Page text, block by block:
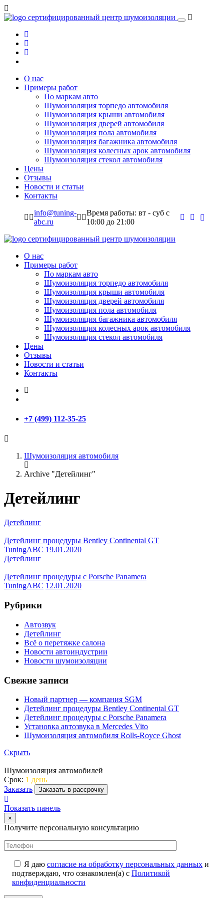
сертифицированный центр шумоизоляции
О нас
Примеры работ
По маркам авто
Шумоизоляция торпедо автомобиля
Шумоизоляция крыши автомобиля
Шумоизоляция дверей автомобиля
Шумоизоляция пола автомобиля
Шумоизоляция багажника автомобиля
Шумоизоляция колесных арок автомобиля
Шумоизоляция стекол автомобиля
Цены
Отзывы
Новости и статьи
Контакты
info@tuning-
abc.ru
Время работы: вт - суб c
10:00 до 21:00
сертифицированный центр шумоизоляции
О нас
Примеры работ
По маркам авто
Шумоизоляция торпедо автомобиля
Шумоизоляция крыши автомобиля
Шумоизоляция дверей автомобиля
Шумоизоляция пола автомобиля
Шумоизоляция багажника автомобиля
Шумоизоляция колесных арок автомобиля
Шумоизоляция стекол автомобиля
Цены
Отзывы
Новости и статьи
Контакты
+7 (499) 112-35-25
Шумоизоляция автомобиля
Archive "Детейлинг"
Детейлинг
Детейлинг
Детейлинг процедуры Bentley Continental GT
TuningABC 19.01.2020
Детейлинг
Детейлинг процедуры с Porsche Panamera
TuningABC 12.01.2020
Рубрики
Автозвук
Детейлинг
Всё о перетяжке салона
Новости автоиндустрии
Новости шумоизоляции
Свежие записи
Новый партнер — компания SGM
Детейлинг процедуры Bentley Continental GT
Детейлинг процедуры с Porsche Panamera
Установка автозвука в Mercedes Vito
Шумоизоляция автомобиля Rolls-Royce Ghost
Скрыть
Шумоизоляция автомобилей
Срок: 1 день
Заказать
Заказать в рассрочку
Показать панель
×
Получите персональную консультацию
Я даю согласие на обработку персональных данных и
подтверждаю, что ознакомлен(а) с Политикой
конфиденциальности